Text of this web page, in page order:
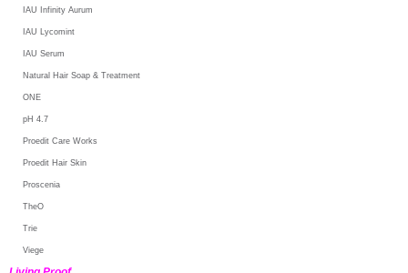
IAU Infinity Aurum
IAU Lycomint
IAU Serum
Natural Hair Soap & Treatment
ONE
pH 4.7
Proedit Care Works
Proedit Hair Skin
Proscenia
TheO
Trie
Viege